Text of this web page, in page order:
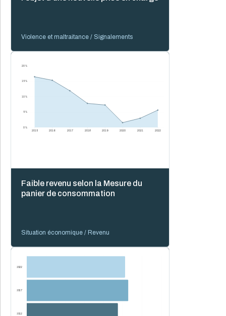
Violence et maltraitance / Signalements
2015 2016 2017 2018 2019 2020 2021 2022
0 %
5 %
10 %
15 %
20 %
Faible revenu selon la Mesure du
panier de consommation
Situation économique / Revenu
2022
2017
2012